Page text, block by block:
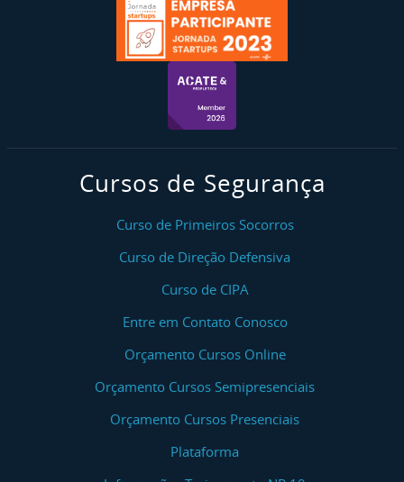
Cursos de Segurança
Curso de Primeiros Socorros
Curso de Direção Defensiva
Curso de CIPA
Entre em Contato Conosco
Orçamento Cursos Online
Orçamento Cursos Semipresenciais
Orçamento Cursos Presenciais
Plataforma